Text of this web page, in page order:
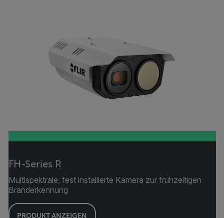
FH-Series R
Multispektrale, fest installierte Kamera zur frühzeitigen
Branderkennung
PRODUKT ANZEIGEN